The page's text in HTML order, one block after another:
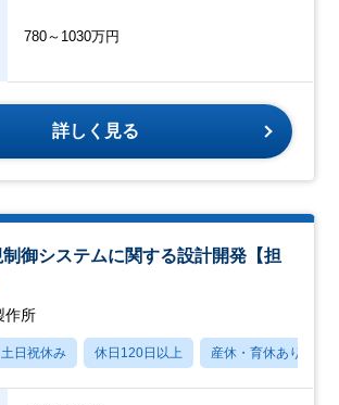
780～1030万円
詳しく見る
御システムに関する設計開発【担
作所
土日祝休み 休日120日以上 産休・育休あり